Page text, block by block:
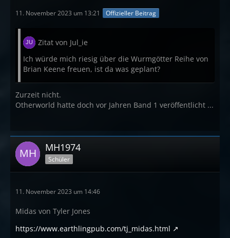
11. November 2023 um 13:21 Offizieller Beitrag
Zitat von Jul_ie
Ich würde mich riesig über die Wurmgötter Reihe von
Brian Keene freuen, ist da was geplant?
Zurzeit nicht.
Otherworld hatte doch vor Jahren Band 1 veröffentlicht ...
MH1974
Schüler
11. November 2023 um 14:46
Midas von Tyler Jones
https://www.earthlingpub.com/tj_midas.html